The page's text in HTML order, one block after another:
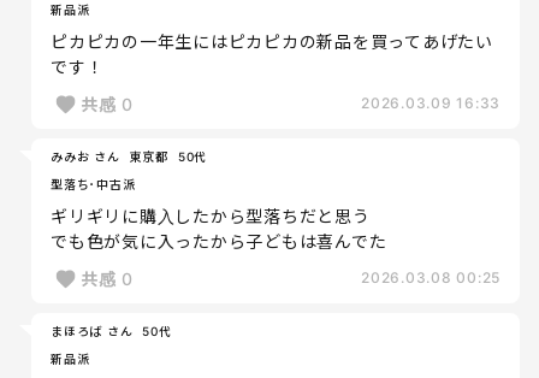
新品派
ピカピカの一年生にはピカピカの新品を買ってあげたい
です！
共感 0 2026.03.09 16:33
みみお さん 東京都
50代
型落ち･中古派
ギリギリに購入したから型落ちだと思う
でも色が気に入ったから子どもは喜んでた
共感 0 2026.03.08 00:25
まほろば さん
50代
新品派